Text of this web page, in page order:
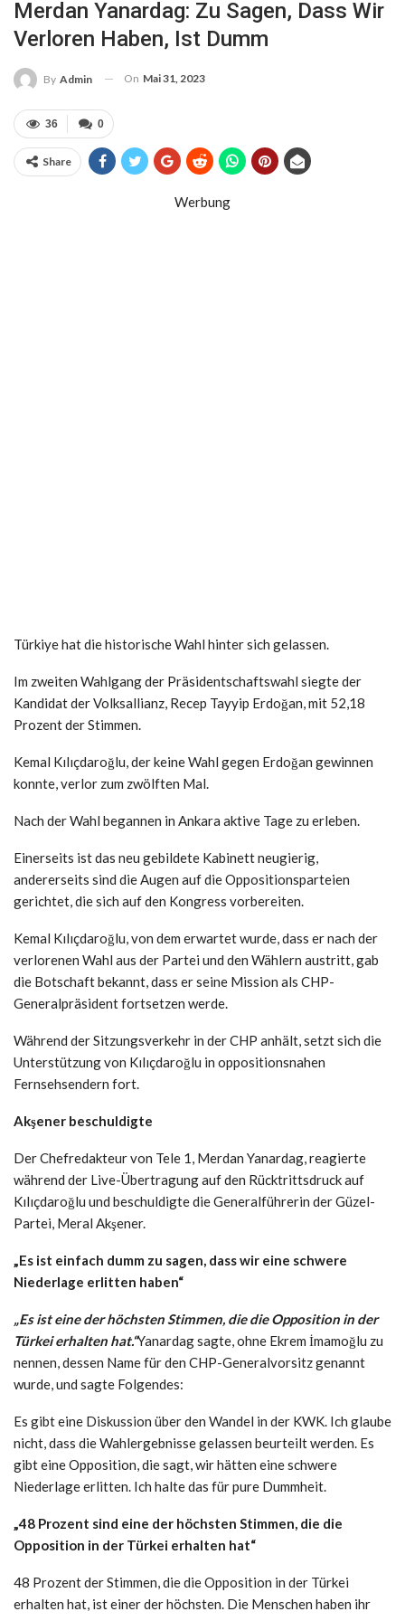
Merdan Yanardag: Zu Sagen, Dass Wir
Verloren Haben, Ist Dumm
By Admin On Mai 31, 2023
0
36
Share
Werbung
Türkiye hat die historische Wahl hinter sich gelassen.
Im zweiten Wahlgang der Präsidentschaftswahl siegte der
Kandidat der Volksallianz, Recep Tayyip Erdoğan, mit 52,18
Prozent der Stimmen.
Kemal Kılıçdaroğlu, der keine Wahl gegen Erdoğan gewinnen
konnte, verlor zum zwölften Mal.
Nach der Wahl begannen in Ankara aktive Tage zu erleben.
Einerseits ist das neu gebildete Kabinett neugierig,
andererseits sind die Augen auf die Oppositionsparteien
gerichtet, die sich auf den Kongress vorbereiten.
Kemal Kılıçdaroğlu, von dem erwartet wurde, dass er nach der
verlorenen Wahl aus der Partei und den Wählern austritt, gab
die Botschaft bekannt, dass er seine Mission als CHP-
Generalpräsident fortsetzen werde.
Während der Sitzungsverkehr in der CHP anhält, setzt sich die
Unterstützung von Kılıçdaroğlu in oppositionsnahen
Fernsehsendern fort.
Akşener beschuldigte
Der Chefredakteur von Tele 1, Merdan Yanardag, reagierte
während der Live-Übertragung auf den Rücktrittsdruck auf
Kılıçdaroğlu und beschuldigte die Generalführerin der Güzel-
Partei, Meral Akşener.
„Es ist einfach dumm zu sagen, dass wir eine schwere
Niederlage erlitten haben“
„Es ist eine der höchsten Stimmen, die die Opposition in der
Türkei erhalten hat.“Yanardag sagte, ohne Ekrem İmamoğlu zu
nennen, dessen Name für den CHP-Generalvorsitz genannt
wurde, und sagte Folgendes:
Es gibt eine Diskussion über den Wandel in der KWK. Ich glaube
nicht, dass die Wahlergebnisse gelassen beurteilt werden. Es
gibt eine Opposition, die sagt, wir hätten eine schwere
Niederlage erlitten. Ich halte das für pure Dummheit.
„48 Prozent sind eine der höchsten Stimmen, die die
Opposition in der Türkei erhalten hat“
48 Prozent der Stimmen, die die Opposition in der Türkei
erhalten hat, ist einer der höchsten. Die Menschen haben ihr